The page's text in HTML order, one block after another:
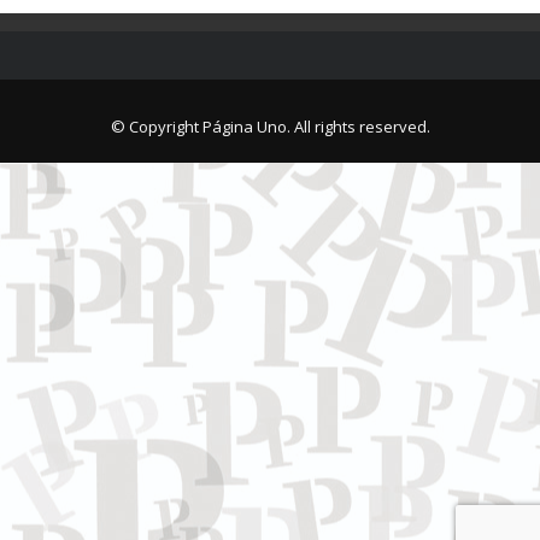
© Copyright Página Uno. All rights reserved.